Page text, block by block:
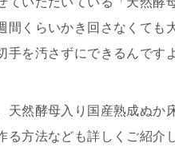
間くらいかき回さなくても
手を汚さずにできる んです
天然酵母入り国産熟成ぬか
る方法なども詳しくご紹介